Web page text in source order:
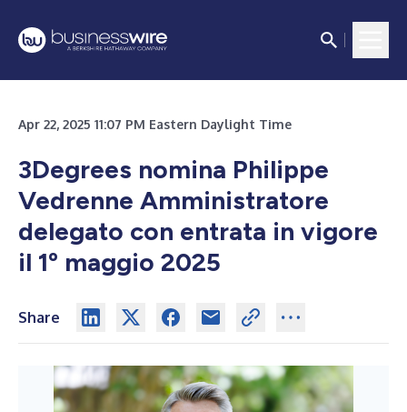
Apr 22, 2025 11:07 PM Eastern Daylight Time
3Degrees nomina Philippe
Vedrenne Amministratore
delegato con entrata in vigore
il 1º maggio 2025
Share